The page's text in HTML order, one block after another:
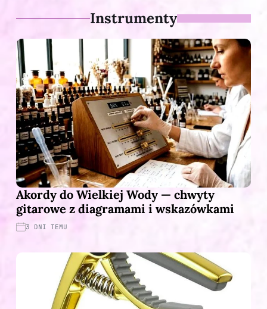
Instrumenty
Akordy do Wielkiej Wody — chwyty
gitarowe z diagramami i wskazówkami
3 DNI TEMU